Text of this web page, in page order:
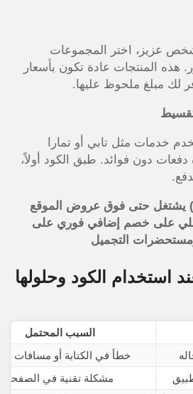
عزيز، اختر المجموعات
هذه المنتجات عادة تكون بأسعار
لك مبلغ ملحوظ عليها.
خدمات مثل تابي أو تمارا
دون فوائد. طبق الكود أولاً،
كود خصم درعه (CC56) يشتغل حتى فوق عروض الموقع
على خصم إضافي فوري على
التجميل
استخدام الكود وحلولها
السبب المحتمل
خطأ في الكتابة أو مسافات
مشكلة تقنية في الصفحة